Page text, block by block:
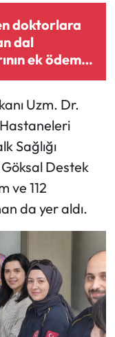
doktorlara
dal
ek ödeme
Uzm. Dr.
Sağlığı
Destek
ve 112
da yer aldı.